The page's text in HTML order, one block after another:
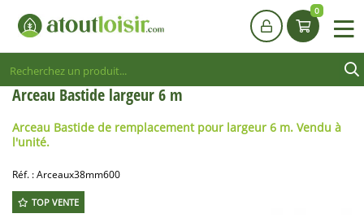
Arceau Bastide largeur 6 m
Arceau Bastide de remplacement pour largeur 6 m. Vendu à
l'unité.
Réf. :Arceaux38mm600
TOP VENTE
0